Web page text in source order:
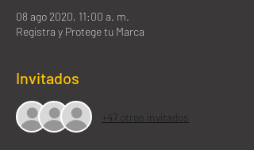
08 ago 2020, 11:00 a. m.
Registra y Protege tu Marca
Invitados
+47 otros invitados